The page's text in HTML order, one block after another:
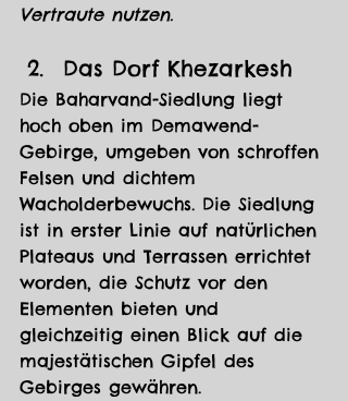
Vertraute nutzen.
Das Dorf Khezarkesh
Die Baharvand-Siedlung liegt
hoch oben im Demawend-
Gebirge, umgeben von schroffen
Felsen und dichtem
Wacholderbewuchs. Die Siedlung
ist in erster Linie auf natürlichen
Plateaus und Terrassen errichtet
worden, die Schutz vor den
Elementen bieten und
gleichzeitig einen Blick auf die
majestätischen Gipfel des
Gebirges gewähren.